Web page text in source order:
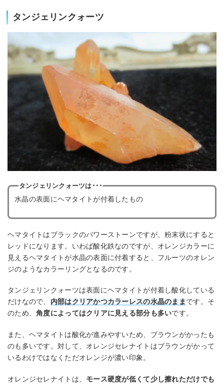
タンジェリンクォーツ
タンジェリンクォーツは･･･
水晶の表面にヘマタイトが付着したもの
ヘマタイトはブラックのパワーストーンですが、粉末状にすると
レッドになります。いわば酸化鉄なのですが、オレンジカラーに
見えるヘマタイトが水晶の表面に付着すると、フルーツのオレン
ジのようなカラーリングとなるのです。
タンジェリンクォーツは表面にヘマタイトが付着し酸化している
だけなので、 内部はクリアかつカラーレスの水晶のままです。そ
のため、角度によってはクリアに見える部分も多いです。
また、ヘマタイトは酸化が進みやすいため、ブラウンがかったも
のも多いです。対して、オレンジセレナイトはブラウンがかって
いるわけではなくただオレンジが濃い印象。
オレンジセレナイトは、 モース硬度が低くて少し擦れただけでも